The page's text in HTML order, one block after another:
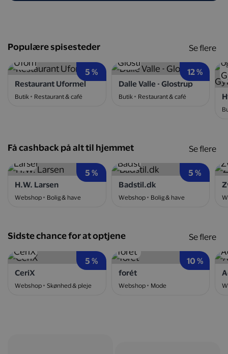
Populære spisesteder
5 %
Restaurant Uformel
Butik Restaurant & café
12 %
Dalle Valle - Glostrup
Butik
Restaurant & café
Se flere
Få cashback på alt til hjemmet
5 %
H.W. Larsen
Webshop Bolig & have
5 %
Badstil.dk
Webshop Bolig & have
Se flere
Sidste chance for at optjene
5 %
CeriX
Webshop Skønhed & pleje
10 %
forét
Webshop Mode
Se flere